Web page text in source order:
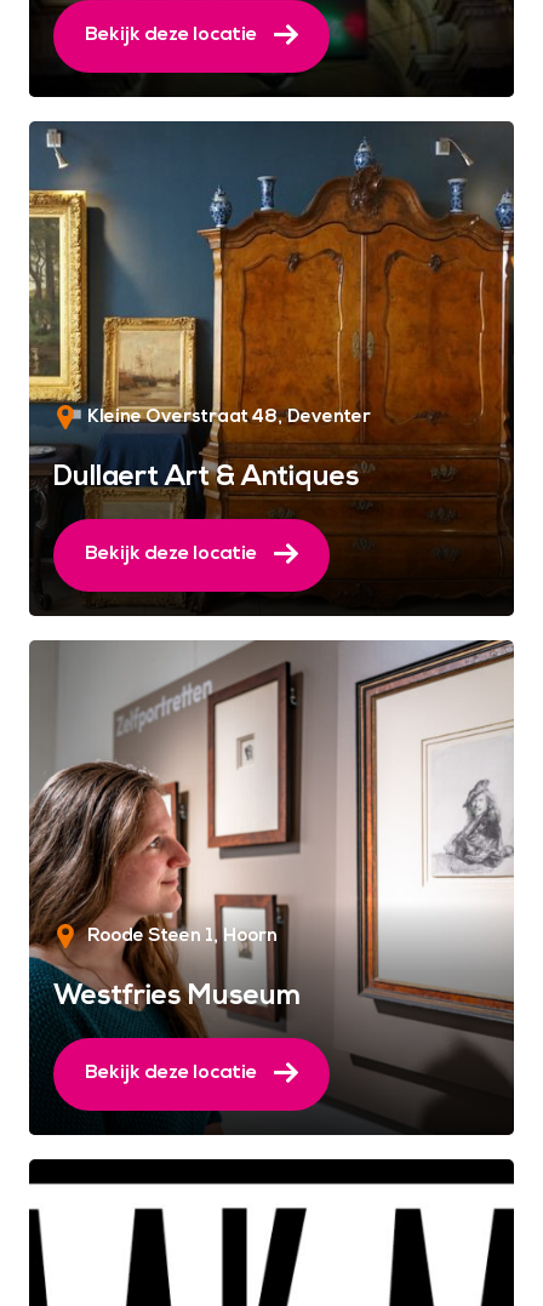
Bekijk deze locatie
Kleine Overstraat 48 Deventer
Dullaert Art & Antiques
Bekijk deze locatie
Roode Steen 1 Hoorn
Westfries Museum
Bekijk deze locatie